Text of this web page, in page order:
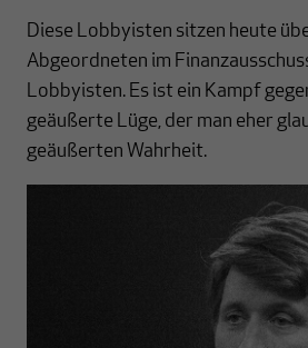
Diese Lobbyisten sitzen heute
Abgeordneten im
Lobbyisten. Es ist ein Kampf
geäußerte Lüge, der man eher
geäußerten Wahrheit.